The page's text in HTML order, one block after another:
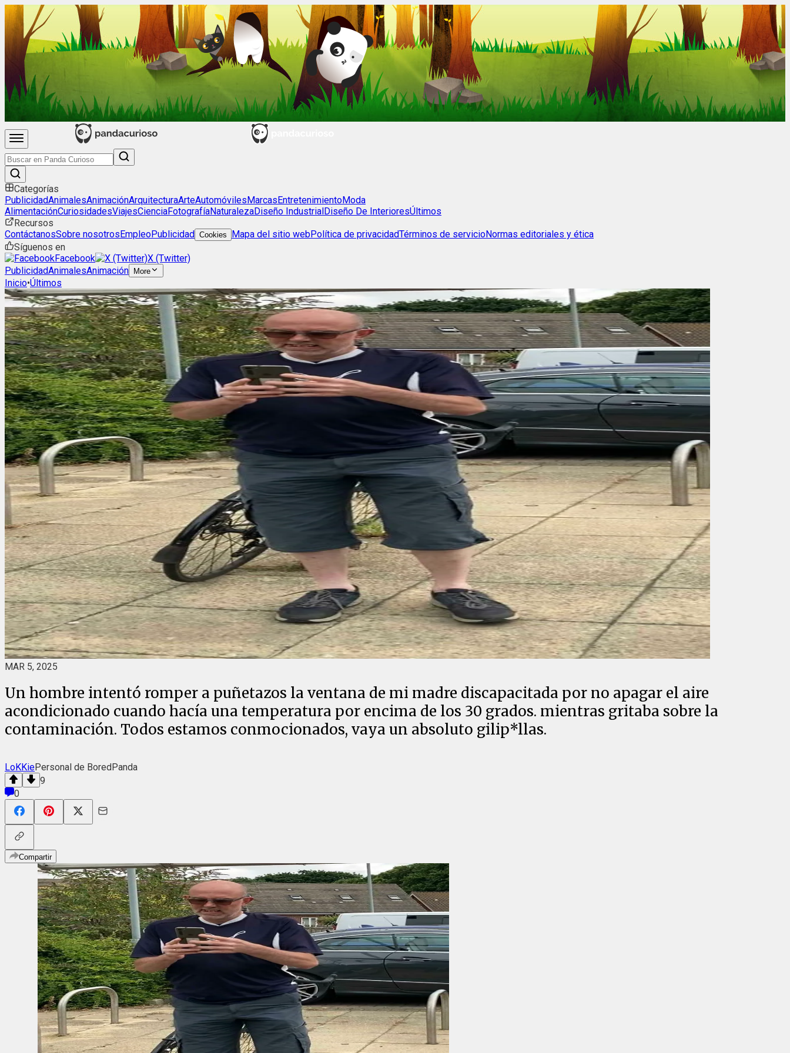
Categorías
PublicidadAnimalesAnimaciónArquitecturaArteAutomóvilesMarcasEntretenimientoModa
AlimentaciónCuriosidadesViajesCienciaFotografíaNaturalezaDiseño IndustrialDiseño De InterioresÚltimos
Recursos
ContáctanosSobre nosotrosEmpleoPublicidad Cookies Mapa del sitio webPolítica de privacidadTérminos de servicioNormas editoriales y ética
Síguenos en
Facebook
X (Twitter)
PublicidadAnimalesAnimación More
Inicio•Últimos
MAR 5, 2025
Un hombre intentó romper a puñetazos la ventana de mi madre discapacitada por no apagar el aire
acondicionado cuando hacía una temperatura por encima de los 30 grados. mientras gritaba sobre la
contaminación. Todos estamos conmocionados, vaya un absoluto gilip*llas.
LoKKiePersonal de BoredPanda
9
0
Compartir